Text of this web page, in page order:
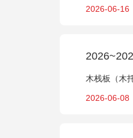
2026-06-16
木栈板（木
2026-06-08